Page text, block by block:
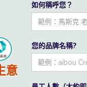
服氣
意
如何稱呼您？
您的品牌名稱?